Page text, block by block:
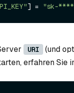
] = "sk-
URI (und
erfahren Sie